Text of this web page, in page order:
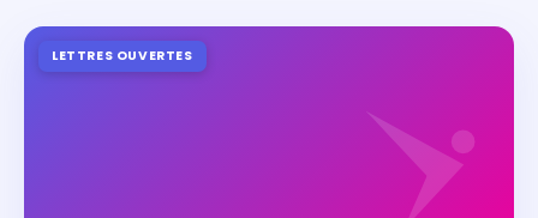
LETTRES OUVERTES